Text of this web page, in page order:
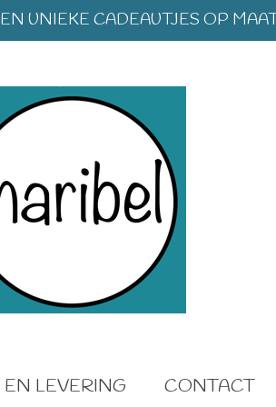
UNIEKE CADEAUTJES OP
LEVERING CONTACT